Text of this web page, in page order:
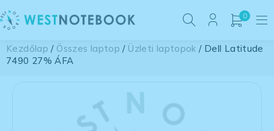
0
Kezdőlap / Összes laptop / Üzleti laptopok / Dell Latitude
7490 27% ÁFA